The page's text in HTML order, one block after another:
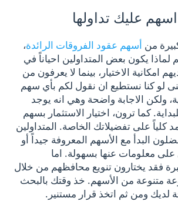
عليك تداولها
من أسهم عقود الفروقات الرائدة،
يكون بعض المتداولين احياناً في
امكانية الاختيار، بينما لا يعرفون من
لو كنا نستطيع ان نقول لكم بأي سهم
ولكن الاجابة واضحة وهي انه يوجد
كما ترون، اختيار الاستثمار بسهم
كلياً على تفضيلاتك الخاصة. المتداولين
البدأ مع الأسهم المعروفة جيداً أو
معلومات عنها بسهولة. اما
فقد يختارون تنويع محافظهم من خلال
متنوعة من الأسهم. خذ وقتك بالبحث
لديك ومن ثم اتخذ قرار مستنير.